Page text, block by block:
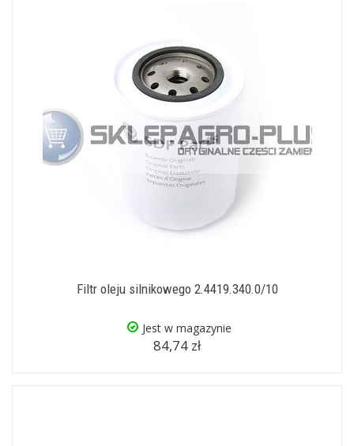
Filtr oleju silnikowego 2.4419.340.0/10
Jest w magazynie
84,74 zł